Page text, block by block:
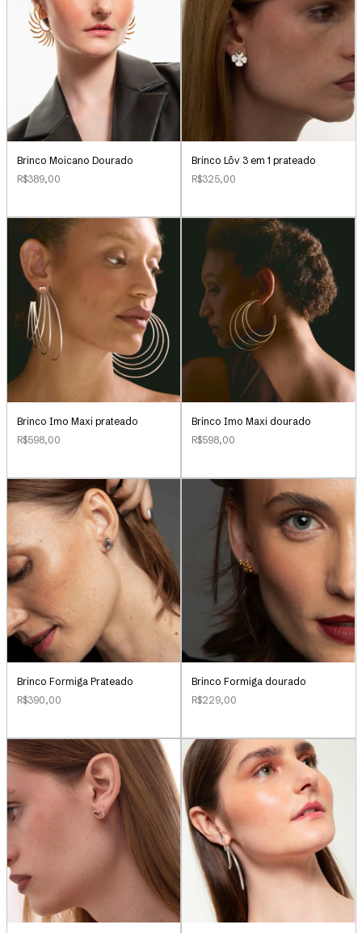
Brinco Moicano Dourado
R$389,00
Brinco Lôv 3 em 1 prateado
R$325,00
Brinco Imo Maxi prateado
R$598,00
Brinco Imo Maxi dourado
R$598,00
Brinco Formiga Prateado
R$390,00
Brinco Formiga dourado
R$229,00